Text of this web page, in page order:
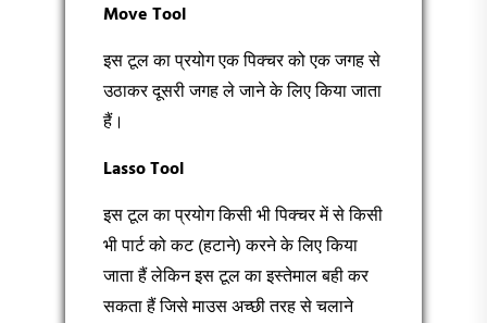
Move Tool
इस टूल का प्रयोग एक पिक्चर को एक जगह से
उठाकर दूसरी जगह ले जाने के लिए किया जाता
हैं।
Lasso Tool
इस टूल का प्रयोग किसी भी पिक्चर में से किसी
भी पार्ट को कट (हटाने) करने के लिए किया
जाता हैं लेकिन इस टूल का इस्तेमाल बही कर
सकता हैं जिसे माउस अच्छी तरह से चलाने